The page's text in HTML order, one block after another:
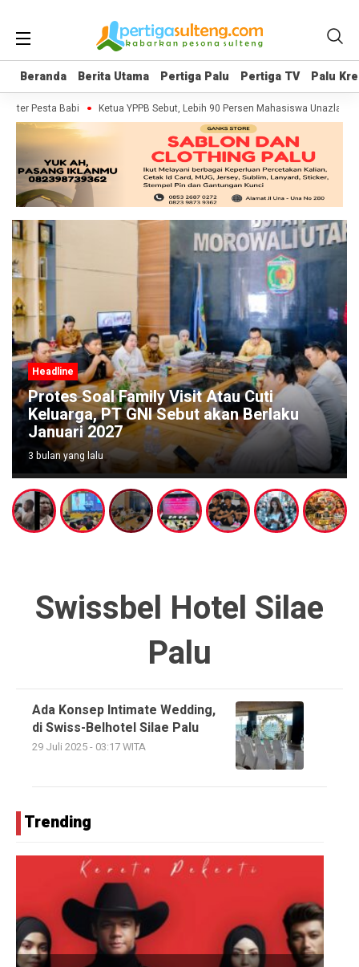
Beranda Berita Utama Pertiga Palu Pertiga TV Palu
Beranda Berita Utama Pertiga Palu Pertiga TV Palu
Pesta Babi Ketua YPPB Sebut, Lebih 90 Persen Mahasiswa Unazlam
Headline
Wabup Poso Jemput Peluang Besar
Kakao Sulawesi di Forum Strategis
Makassar
3 bulan yang lalu
Swissbel Hotel Silae
Palu
Ada Konsep Intimate Wedding,
di Swiss-Belhotel Silae Palu
29 Juli 2025 - 03:17 WITA
Trending